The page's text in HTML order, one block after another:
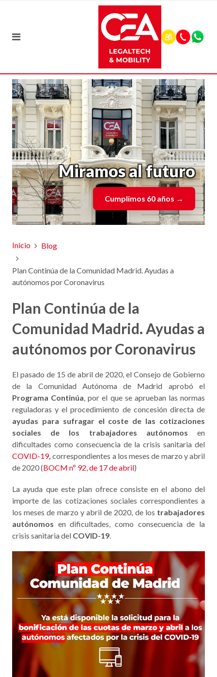
Miramos al futuro
Cumplimos 60 años →
Inicio Blog
Plan Continúa de la Comunidad Madrid. Ayudas a
autónomos por Coronavirus
Plan Continúa de la
Comunidad Madrid. Ayudas a
autónomos por Coronavirus
El pasado de 15 de abril de 2020, el Consejo de Gobierno
de la Comunidad Autónoma de Madrid aprobó el
Programa Continúa, por el que se aprueban las normas
reguladoras y el procedimiento de concesión directa de
ayudas para sufragar el coste de las cotizaciones
sociales de los trabajadores autónomos en
dificultades como consecuencia de la crisis sanitaria del
COVID-19, correspondientes a los meses de marzo y abril
de 2020 (BOCM nº 92, de 17 de abril)
La ayuda que este plan ofrece consiste en el abono del
importe de las cotizaciones sociales correspondientes a
los meses de marzo y abril de 2020, de los trabajadores
autónomos en dificultades, como consecuencia de la
crisis sanitaria del COVID-19.